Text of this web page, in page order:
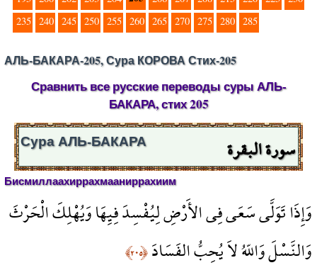
235 240 245 250 255 260 265 270 275 280 285
АЛЬ-БАКАРА-205, Сура КОРОВА Стих-205
Сравнить все русские переводы суры АЛЬ-
БАКАРА, стих 205
سورة البقرة Сура АЛЬ-БАКАРА
Бисмиллаахиррахмааниррахиим
وَإِذَا تَوَلَّى سَعَى فِي الأَرْضِ لِيُفْسِدَ فِيِهَا وَيُهْلِكَ الْحَرْثَ
وَالنَّسْلَ وَاللّهُ لاَ يُحِبُّ الفَسَادَ﴿٢٠٥﴾